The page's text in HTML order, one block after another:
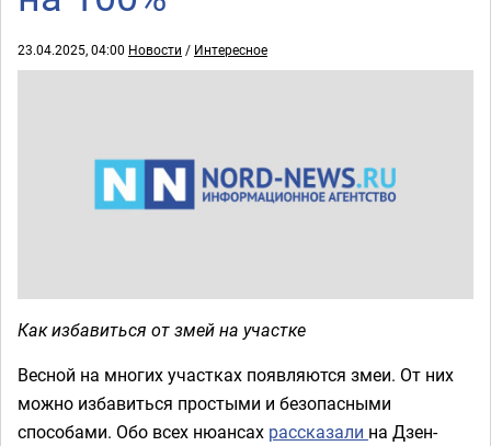
23.04.2025, 04:00 Новости / Интересное
Как избавиться от змей на участке
Весной на многих участках появляются змеи. От них
можно избавиться простыми и безопасными
способами. Обо всех нюансах рассказали на Дзен-